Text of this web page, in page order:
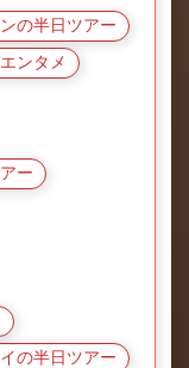
の半日ツアー
ンタメ
ー
の半日ツアー